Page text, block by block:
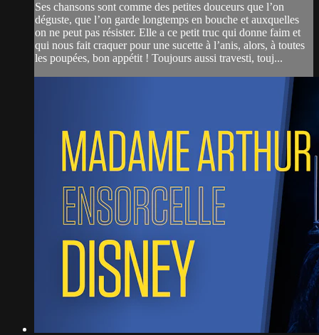
Ses chansons sont comme des petites douceurs que l’on
déguste, que l’on garde longtemps en bouche et auxquelles
on ne peut pas résister. Elle a ce petit truc qui donne faim et
qui nous fait craquer pour une sucette à l’anis, alors, à toutes
les poupées, bon appétit ! Toujours aussi travesti, touj...